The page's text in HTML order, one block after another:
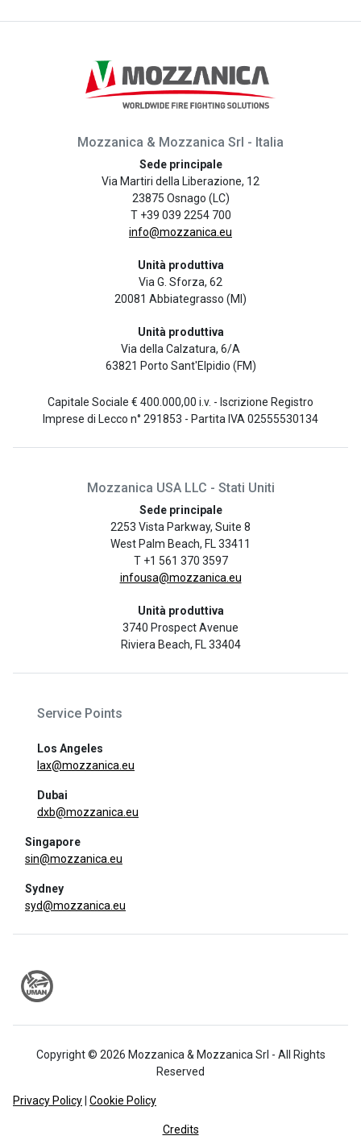
Mozzanica & Mozzanica Srl - Italia
Sede principale
Via Martiri della Liberazione, 12
23875 Osnago (LC)
T +39 039 2254 700
info@mozzanica.eu
Unità produttiva
Via G. Sforza, 62
20081 Abbiategrasso (MI)
Unità produttiva
Via della Calzatura, 6/A
63821 Porto Sant'Elpidio (FM)
Capitale Sociale € 400.000,00 i.v. - Iscrizione Registro
Imprese di Lecco n° 291853 - Partita IVA 02555530134
Mozzanica USA LLC - Stati Uniti
Sede principale
2253 Vista Parkway, Suite 8
West Palm Beach, FL 33411
T +1 561 370 3597
infousa@mozzanica.eu
Unità produttiva
3740 Prospect Avenue
Riviera Beach, FL 33404
Service Points
Los Angeles
lax@mozzanica.eu
Dubai
dxb@mozzanica.eu
Singapore
sin@mozzanica.eu
Sydney
syd@mozzanica.eu
Copyright © 2026 Mozzanica & Mozzanica Srl - All Rights
Reserved
Privacy Policy Cookie Policy
Credits